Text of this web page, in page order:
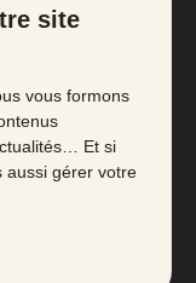
site
vous formons
Et si
aussi gérer votre